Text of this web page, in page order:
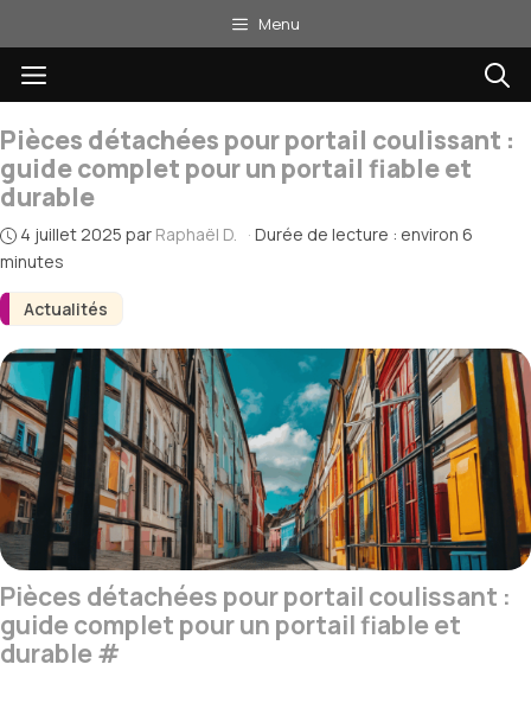
au
contenu
Menu
Menu
Actualités
Pièces détachées pour portail coulissant :
guide complet pour un portail fiable et
durable
4 juillet 2025 par Raphaël D. · Durée de lecture : environ 6
minutes
Pièces détachées pour portail coulissant :
guide complet pour un portail fiable et
durable #